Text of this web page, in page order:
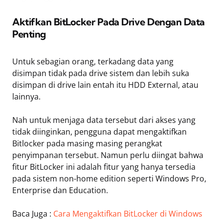
Aktifkan BitLocker Pada Drive Dengan Data
Penting
Untuk sebagian orang, terkadang data yang
disimpan tidak pada drive sistem dan lebih suka
disimpan di drive lain entah itu HDD External, atau
lainnya.
Nah untuk menjaga data tersebut dari akses yang
tidak diinginkan, pengguna dapat mengaktifkan
Bitlocker pada masing masing perangkat
penyimpanan tersebut. Namun perlu diingat bahwa
fitur BitLocker ini adalah fitur yang hanya tersedia
pada sistem non-home edition seperti Windows Pro,
Enterprise dan Education.
Baca Juga : Cara Mengaktifkan BitLocker di Windows